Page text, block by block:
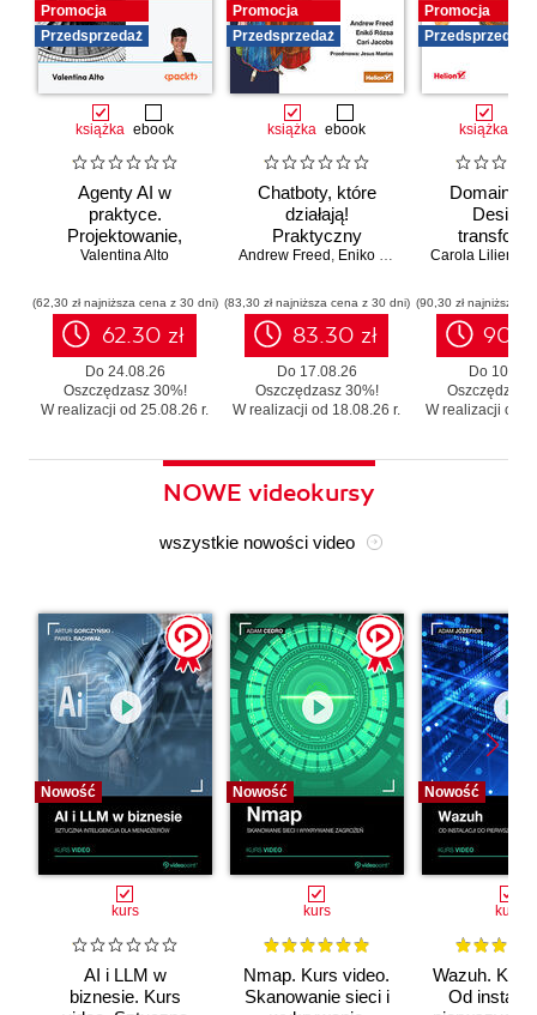
Promocja
Przedsprzedaż
książka ebook
Agenty AI w
praktyce.
Projektowanie,
wdrażanie i
autonomicznych
systemów
Valentina Alto
(62,30 zł najniższa cena z 30 dni)
62.30 zł
Do 24.08.26
Oszczędzasz 30%!
W realizacji od 25.08.26 r.
Promocja
Przedsprzedaż
książka ebook
Chatboty, które
działają!
Praktyczny
przewodnik po
sztucznej
inteligencji
Andrew Freed , Eniko Rozsa Cari Jacobs
(83,30 zł najniższa cena z 30 dni)
83.30 zł
Do 17.08.26
Oszczędzasz 30%!
W realizacji od 18.08.26 r.
Promocja
Przedsprzedaż
książka
Domain-
Design
legacy
zbędnego
Carola Lilienthal
(90,30 zł najniższa
Do
Oszczędzasz
W realizacji od
NOWE videokursy
wszystkie nowości video
Nowość
kurs
AI i LLM w
biznesie. Kurs
Nowość
kurs
Nmap. Kurs video.
Skanowanie sieci i
Nowość
kurs
Wazuh. Kurs
Od